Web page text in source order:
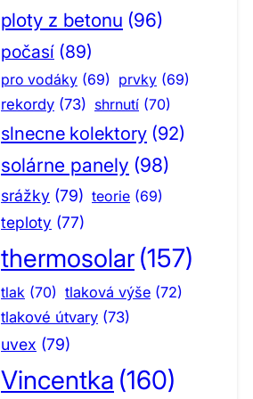
ploty z betonu (96)
počasí (89)
pro vodáky (69) prvky (69)
rekordy (73) shrnutí (70)
slnecne kolektory (92)
solárne panely (98)
srážky (79) teorie (69)
teploty (77)
thermosolar (157)
tlak (70) tlaková výše (72)
tlakové útvary (73)
uvex (79)
Vincentka (160)